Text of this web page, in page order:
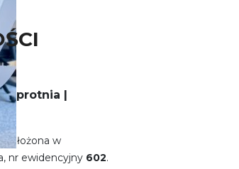
|
, położona w
nr ewidencyjny 602.